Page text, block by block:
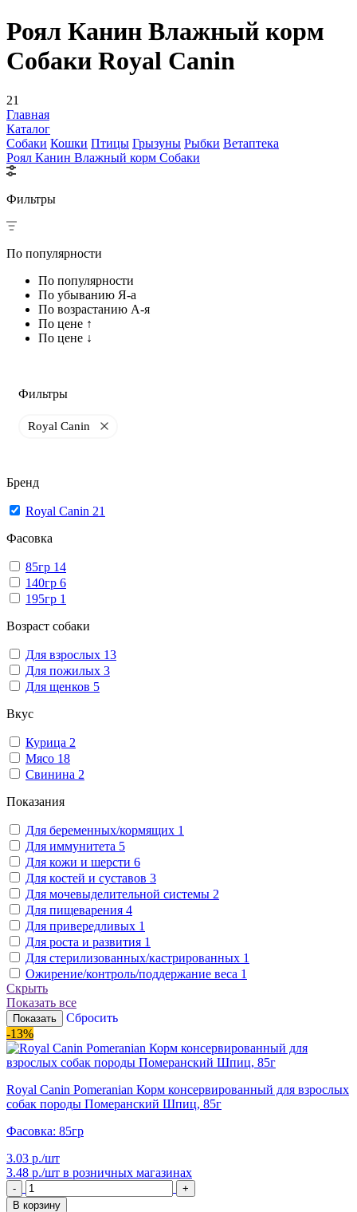
Роял Канин Влажный корм
Собаки Royal Canin
21
Главная
Каталог
Собаки Кошки Птицы Грызуны Рыбки Ветаптека
Роял Канин Влажный корм Собаки
Фильтры
По популярности
По популярности
По убыванию Я-а
По возрастанию А-я
По цене ↑
По цене ↓
Фильтры
Royal Canin
Бренд
Royal Canin 21
Фасовка
85гр 14
140гр 6
195гр 1
Возраст собаки
Для взрослых 13
Для пожилых 3
Для щенков 5
Вкус
Курица 2
Мясо 18
Свинина 2
Показания
Для беременных/кормящих 1
Для иммунитета 5
Для кожи и шерсти 6
Для костей и суставов 3
Для мочевыделительной системы 2
Для пищеварения 4
Для привередливых 1
Для роста и развития 1
Для стерилизованных/кастрированных 1
Ожирение/контроль/поддержание веса 1
Скрыть
Показать все
Показать
Сбросить
-13%
Royal Canin Pomeranian Корм консервированный для взрослых
собак породы Померанский Шпиц, 85г
Фасовка: 85гр
3.03 р./шт
3.48 р./шт в розничных магазинах
-
+
В корзину